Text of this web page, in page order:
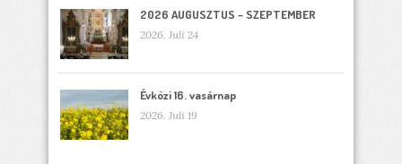
2026 AUGUSZTUS – SZEPTEMBER
2026. Juli 24
Évközi 16. vasárnap
2026. Juli 19